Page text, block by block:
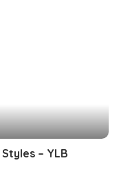
– YLB